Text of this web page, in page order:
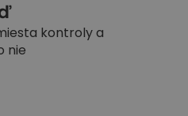
kontroly a
nie